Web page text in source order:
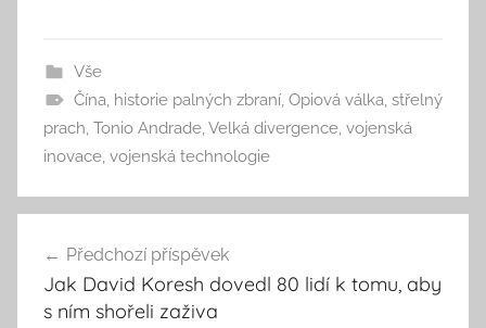
Vše
Čína historie palných zbraní, Opiová válka střelný
prach Tonio Andrade Velká divergence vojenská
inovace vojenská technologie
pro
příspěvek
Předchozí příspěvek
Jak David Koresh dovedl 80 lidí k tomu, aby
s ním shořeli zaživa